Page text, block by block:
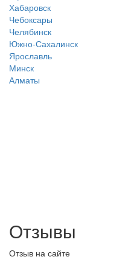
Хабаровск
Чебоксары
Челябинск
Южно-Сахалинск
Ярославль
Минск
Алматы
Отзывы
Отзыв на сайте